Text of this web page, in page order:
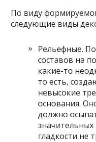
По виду
следующие виды
Рельефные.
составов на
какие-то
то есть,
невысокие
основания.
должно
гладкости не